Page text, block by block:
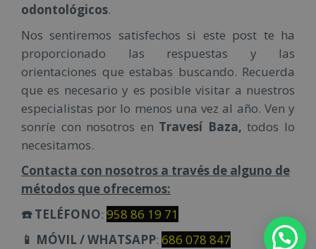
odontológicos.
Nos sentiremos satisfechos si este post te ha
proporcionado las respuestas y las
orientaciones que estabas buscando. Recuerda
que es necesario y es posible visitar a nuestros
especialistas por lo menos una vez al año. Ven y
sonríe con nosotros en Travesí Baza,todos lo
necesitamos.
Contacta con nosotros a través de alguno de
métodos que ofrecemos:
☎️ TELÉFONO: 958 86 19 71
📱 MÓVIL / WHATSAPP: 686 078 847